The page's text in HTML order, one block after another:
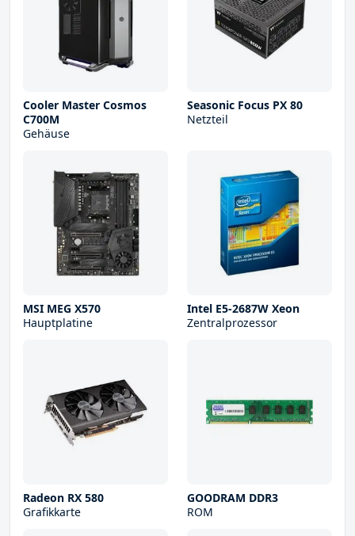
Cooler Master Cosmos
C700M
Gehäuse
Seasonic Focus PX 80
Netzteil
MSI MEG X570
Hauptplatine
Intel E5-2687W Xeon
Zentralprozessor
Radeon RX 580
Grafikkarte
GOODRAM DDR3
ROM